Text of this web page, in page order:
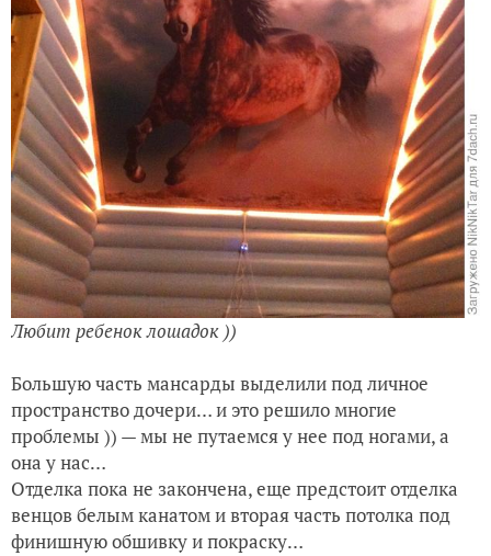
Любит ребенок лошадок ))
Большую часть мансарды выделили под личное
пространство дочери… и это решило многие
проблемы )) — мы не путаемся у нее под ногами, а
она у нас…
Отделка пока не закончена, еще предстоит отделка
венцов белым канатом и вторая часть потолка под
финишную обшивку и покраску…